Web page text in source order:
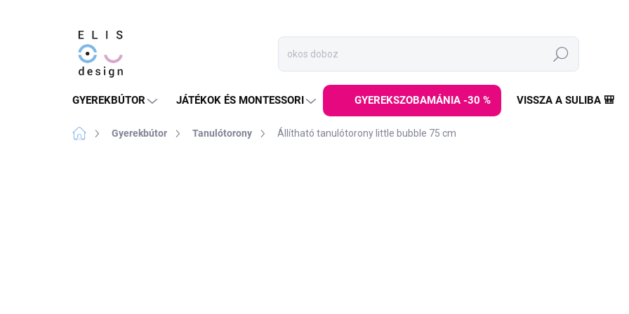
Keresés
GYEREKBÚTOR JÁTÉKOK ÉS MONTESSORI GYEREKSZOBAMÁNIA -30 % VISSZA A SULIBA 🎒
KezdőlapGyerekbútor Tanulótorony Állítható tanulótorony little bubble 75 cm